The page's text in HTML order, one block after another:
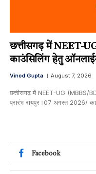
छत्तीसगढ़ में NEET-
काउंसिलिंग हेतु
Vinod Gupta August 7, 2026
छत्तीसगढ़ में NEET-UG (MBBS/
प्रारंभ रायपुर।07 अगस्त 2026/
Facebook